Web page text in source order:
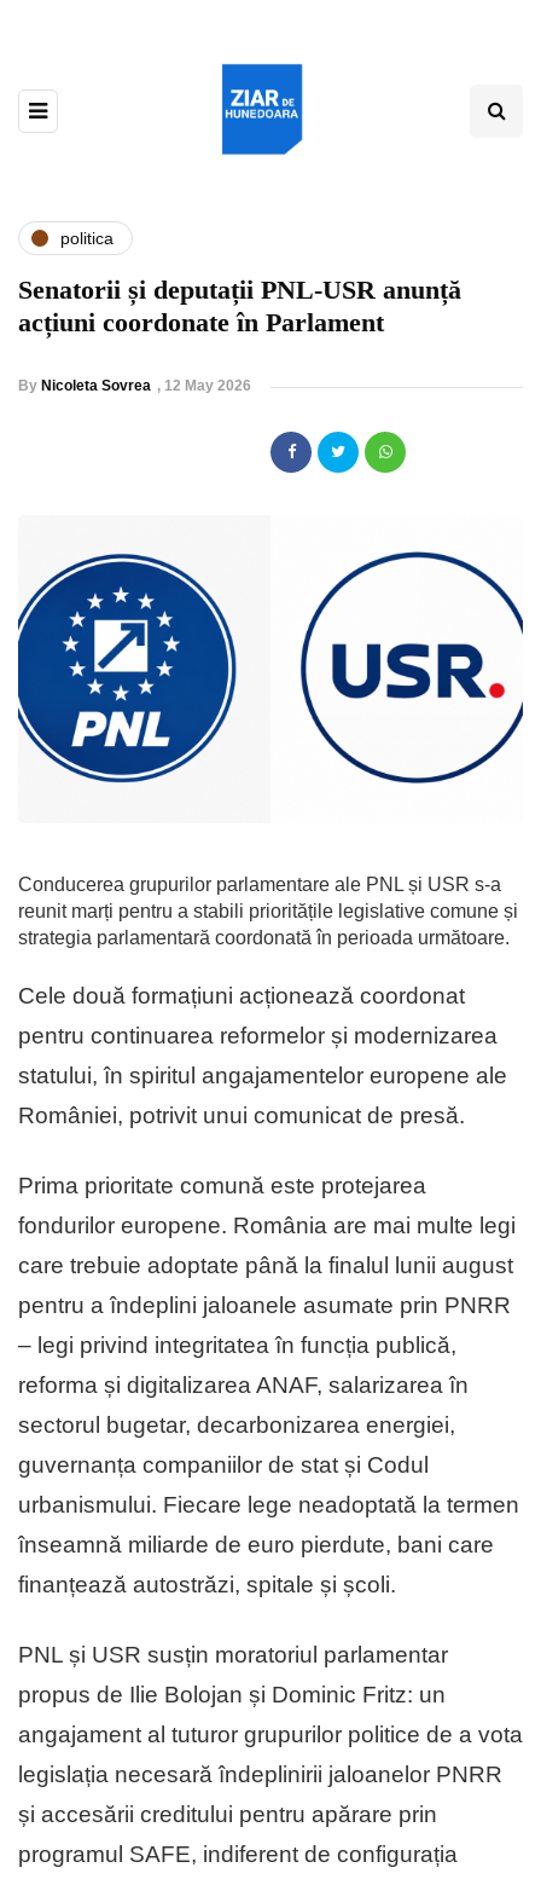
politica
Senatorii și deputații PNL-USR anunță
acțiuni coordonate în Parlament
By Nicoleta Sovrea , 12 May 2026
Conducerea grupurilor parlamentare ale PNL și USR s-a
reunit marți pentru a stabili prioritățile legislative comune și
strategia parlamentară coordonată în perioada următoare.
Cele două formațiuni acționează coordonat
pentru continuarea reformelor și modernizarea
statului, în spiritul angajamentelor europene ale
României, potrivit unui comunicat de presă.
Prima prioritate comună este protejarea
fondurilor europene. România are mai multe legi
care trebuie adoptate până la finalul lunii august
pentru a îndeplini jaloanele asumate prin PNRR
– legi privind integritatea în funcția publică,
reforma și digitalizarea ANAF, salarizarea în
sectorul bugetar, decarbonizarea energiei,
guvernanța companiilor de stat și Codul
urbanismului. Fiecare lege neadoptată la termen
înseamnă miliarde de euro pierdute, bani care
finanțează autostrăzi, spitale și școli.
PNL și USR susțin moratoriul parlamentar
propus de Ilie Bolojan și Dominic Fritz: un
angajament al tuturor grupurilor politice de a vota
legislația necesară îndeplinirii jaloanelor PNRR
și accesării creditului pentru apărare prin
programul SAFE, indiferent de configurația